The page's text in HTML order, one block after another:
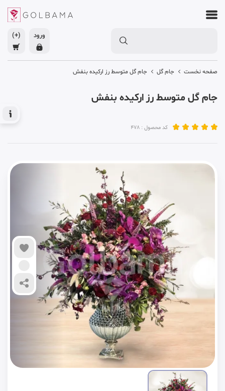
ورود (+)
صفحه نخست جام گل جام گل متوسط رز ارکیده بنفش
جام گل متوسط رز ارکیده بنفش
کد محصول : 478